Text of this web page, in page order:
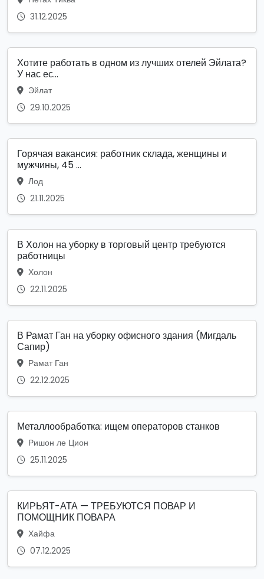
31.12.2025
Хотите работать в одном из лучших отелей Эйлата?
У нас ес...
Эйлат
29.10.2025
Горячая вакансия: работник склада, женщины и
мужчины, 45 ...
Лод
21.11.2025
В Холон на уборку в торговый центр требуются
работницы
Холон
22.11.2025
В Рамат Ган на уборку офисного здания (Мигдаль
Сапир)
Рамат Ган
22.12.2025
Металлообработка: ищем операторов станков
Ришон ле Цион
25.11.2025
КИРЬЯТ-АТА — ТРЕБУЮТСЯ ПОВАР И
ПОМОЩНИК ПОВАРА
Хайфа
07.12.2025